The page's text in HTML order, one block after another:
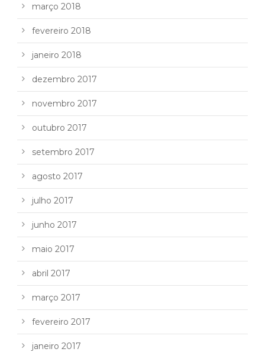
março 2018
fevereiro 2018
janeiro 2018
dezembro 2017
novembro 2017
outubro 2017
setembro 2017
agosto 2017
julho 2017
junho 2017
maio 2017
abril 2017
março 2017
fevereiro 2017
janeiro 2017